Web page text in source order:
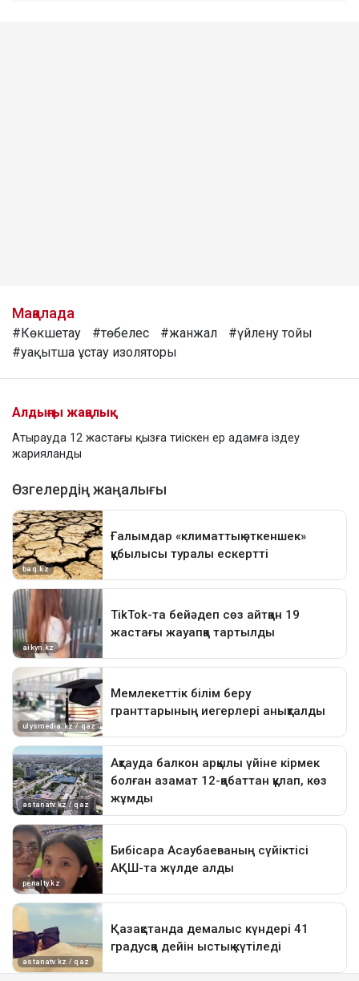
Мақалада
#Көкшетау #төбелес #жанжал
#үйлену тойы
#уақытша ұстау изоляторы
Алдыңғы жаңалық
Атырауда 12 жастағы қызға тиіскен ер адамға іздеу
жарияланды